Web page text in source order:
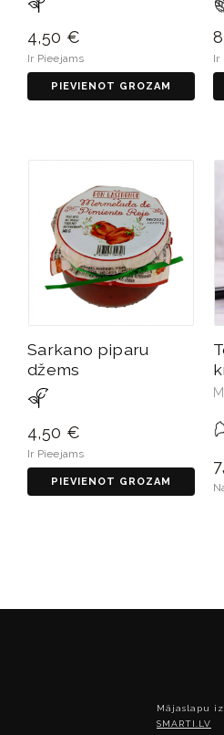
4,50 €
Ir Pieejams
PIEVIENOT GROZAM
Ir
Sarkano piparu
džems
4,50 €
Ir Pieejams
PIEVIENOT GROZAM
Mājaslapu
SMARTI.LV